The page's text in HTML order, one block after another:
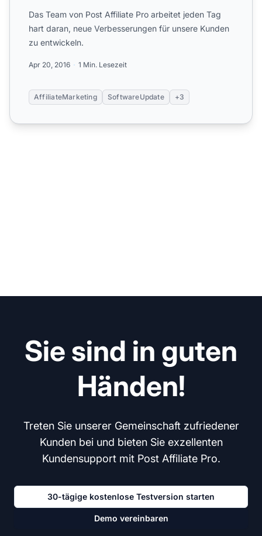
Das Team von Post Affiliate Pro arbeitet jeden Tag
hart daran, neue Verbesserungen für unsere Kunden
zu entwickeln.
Apr 20, 2016 1 Min. Lesezeit
AffiliateMarketing SoftwareUpdate +3
Sie sind in guten
Händen!
Treten Sie unserer Gemeinschaft zufriedener
Kunden bei und bieten Sie exzellenten
Kundensupport mit Post Affiliate Pro.
30-tägige kostenlose Testversion starten
Demo vereinbaren